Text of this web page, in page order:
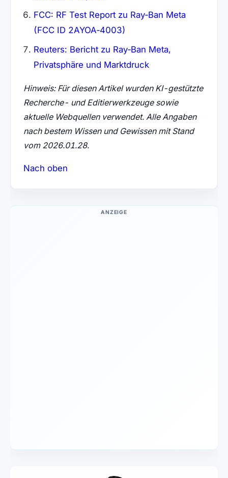
FCC: RF Test Report zu Ray‑Ban Meta
(FCC ID 2AYOA‑4003)
Reuters: Bericht zu Ray‑Ban Meta,
Privatsphäre und Marktdruck
Hinweis: Für diesen Artikel wurden KI-gestützte
Recherche- und Editierwerkzeuge sowie
aktuelle Webquellen verwendet. Alle Angaben
nach bestem Wissen und Gewissen mit Stand
vom 2026.01.28.
Nach oben
ANZEIGE